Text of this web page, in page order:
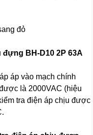
đỏ
BH-D10 2P 63A
áp vào mạch chính
là 2000VAC (hiệu
tra điện áp chịu được